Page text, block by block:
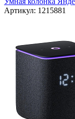
Артикул: 1215881